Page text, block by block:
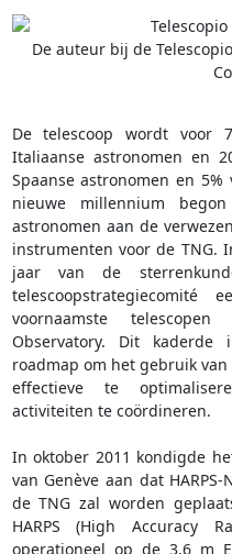
De auteur bij de
De telescoop wordt voor
Italiaanse astronomen en
Spaanse astronomen en
nieuwe millennium
astronomen aan de
instrumenten voor de TNG.
jaar van de
voornaamste
Observatory. Dit kaderde
roadmap om het gebruik
effectieve te
activiteiten te coördineren.
In oktober 2011 kondigde
van Genève aan dat
de TNG zal worden
HARPS (High Accuracy
operationeel op de 3,6 m